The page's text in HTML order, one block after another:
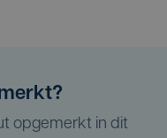
opgemerkt in dit